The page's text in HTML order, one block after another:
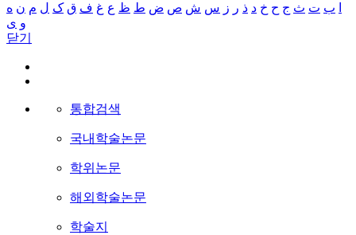
ب ت ث ج ح خ د ذ ر ز س ش ص ض ط ظ ع غ ف ق ک ل م ن ه
و ی
닫기
통합검색
국내학술논문
학위논문
해외학술논문
학술지